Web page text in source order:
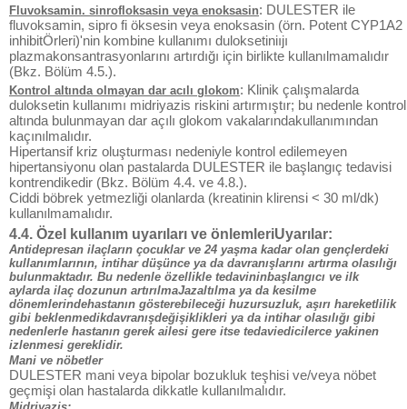
Fluvoksamin. sinrofloksasin veya enoksasin: DULESTER ile
fluvoksamin, sipro fi öksesin veya enoksasin (örn. Potent CYP1A2
inhibitÖrleri)'nin kombine kullanımı duloksetiniıjı
plazmakonsantrasyonlarını artırdığı için birlikte kullanılmamalıdır
(Bkz. Bölüm 4.5.).
Kontrol altında olmayan dar acılı glokom: Klinik çalışmalarda
duloksetin kullanımı midriyazis riskini artırmıştır; bu nedenle kontrol
altında bulunmayan dar açılı glokom vakalarındakullanımından
kaçınılmalıdır.
Hipertansif kriz oluşturması nedeniyle kontrol edilemeyen
hipertansiyonu olan pastalarda DULESTER ile başlangıç tedavisi
kontrendikedir (Bkz. Bölüm 4.4. ve 4.8.).
Ciddi böbrek yetmezliği olanlarda (kreatinin klirensi < 30 ml/dk)
kullanılmamalıdır.
4.4. Özel kullanım uyarıları ve önlemleriUyarılar:
Antidepresan ilaçların çocuklar ve 24 yaşma kadar olan gençlerdeki
kullanımlarının, intihar düşünce ya da davranışlarını artırma olasılığı
bulunmaktadır. Bu nedenle özellikle tedavininbaşlangıcı ve ilk
aylarda ilaç dozunun artırılmaJazaltılma ya da kesilme
dönemlerindehastanın gösterebileceği huzursuzluk, aşırı hareketlilik
gibi beklenmedikdavranışdeğişiklikleri ya da intihar olasılığı gibi
nedenlerle hastanın gerek ailesi gere itse tedaviedicilerce yakinen
izlenmesi gereklidir.
Mani ve nöbetler
DULESTER mani veya bipolar bozukluk teşhisi ve/veya nöbet
geçmişi olan hastalarda dikkatle kullanılmalıdır.